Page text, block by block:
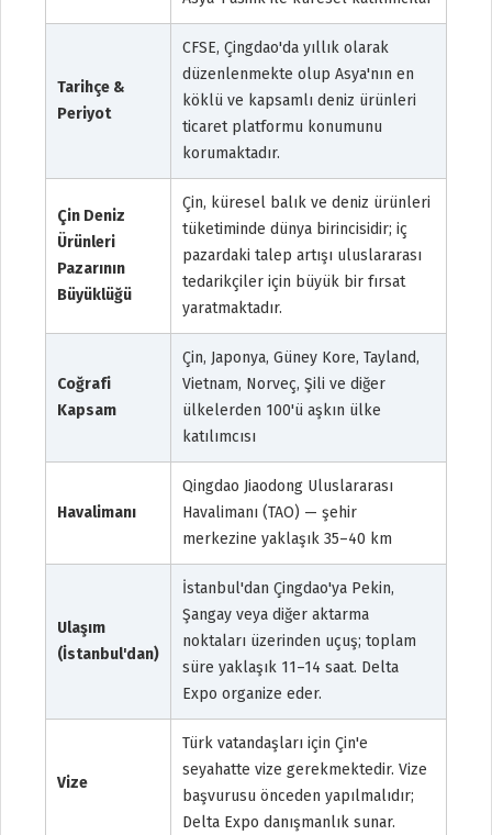
Tarihçe &
Periyot
CFSE, Çingdao'da yıllık olarak
düzenlenmekte olup Asya'nın en
köklü ve kapsamlı deniz ürünleri
ticaret platformu konumunu
korumaktadır.
Çin Deniz
Ürünleri
Pazarının
Büyüklüğü
Çin, küresel balık ve deniz ürünleri
tüketiminde dünya birincisidir; iç
pazardaki talep artışı uluslararası
tedarikçiler için büyük bir fırsat
yaratmaktadır.
Coğrafi
Kapsam
Çin, Japonya, Güney Kore, Tayland,
Vietnam, Norveç, Şili ve diğer
ülkelerden 100'ü aşkın ülke
katılımcısı
Havalimanı
Qingdao Jiaodong Uluslararası
Havalimanı (TAO) — şehir
merkezine yaklaşık 35–40 km
Ulaşım
(İstanbul'dan)
İstanbul'dan Çingdao'ya Pekin,
Şangay veya diğer aktarma
noktaları üzerinden uçuş; toplam
süre yaklaşık 11–14 saat. Delta
Expo organize eder.
Vize
Türk vatandaşları için Çin'e
seyahatte vize gerekmektedir. Vize
başvurusu önceden yapılmalıdır;
Delta Expo danışmanlık sunar.